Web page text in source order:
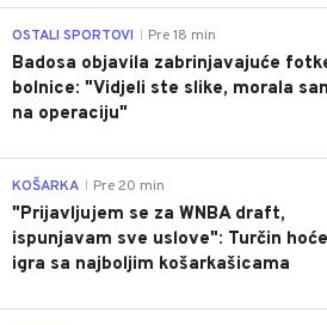
OSTALI SPORTOVI Pre 18 min
Badosa objavila zabrinjavajuće
bolnice: "Vidjeli ste slike, morala
na operaciju"
KOŠARKA Pre 20 min
"Prijavljujem se za WNBA draft,
ispunjavam sve uslove": Turčin
igra sa najboljim košarkašicama